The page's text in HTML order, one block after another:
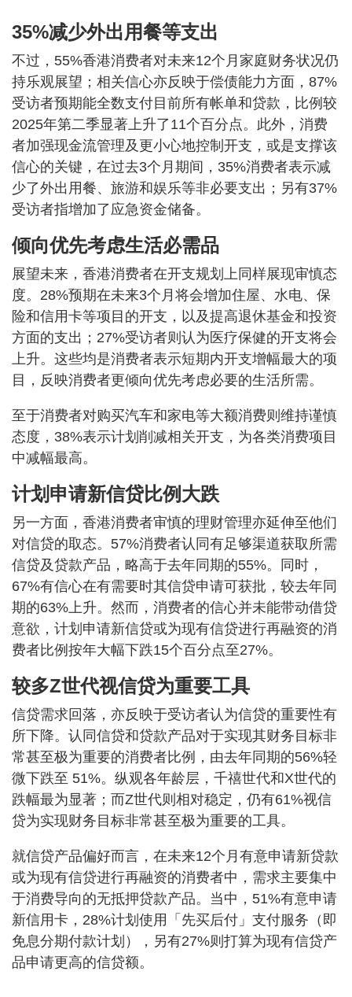
35%减少外出用餐等支出
不过，55%香港消费者对未来12个月家庭财务状况仍
持乐观展望；相关信心亦反映于偿债能力方面，87%
受访者预期能全数支付目前所有帐单和贷款，比例较
2025年第二季显著上升了11个百分点。此外，消费
者加强现金流管理及更小心地控制开支，或是支撑该
信心的关键，在过去3个月期间，35%消费者表示减
少了外出用餐、旅游和娱乐等非必要支出；另有37%
受访者指增加了应急资金储备。
倾向优先考虑生活必需品
展望未来，香港消费者在开支规划上同样展现审慎态
度。28%预期在未来3个月将会增加住屋、水电、保
险和信用卡等项目的开支，以及提高退休基金和投资
方面的支出；27%受访者则认为医疗保健的开支将会
上升。这些均是消费者表示短期内开支增幅最大的项
目，反映消费者更倾向优先考虑必要的生活所需。
至于消费者对购买汽车和家电等大额消费则维持谨慎
态度，38%表示计划削减相关开支，为各类消费项目
中减幅最高。
计划申请新信贷比例大跌
另一方面，香港消费者审慎的理财管理亦延伸至他们
对信贷的取态。57%消费者认同有足够渠道获取所需
信贷及贷款产品，略高于去年同期的55%。同时，
67%有信心在有需要时其信贷申请可获批，较去年同
期的63%上升。然而，消费者的信心并未能带动借贷
意欲，计划申请新信贷或为现有信贷进行再融资的消
费者比例按年大幅下跌15个百分点至27%。
较多Z世代视信贷为重要工具
信贷需求回落，亦反映于受访者认为信贷的重要性有
所下降。认同信贷和贷款产品对于实现其财务目标非
常甚至极为重要的消费者比例，由去年同期的56%轻
微下跌至 51%。纵观各年龄层，千禧世代和X世代的
跌幅最为显著；而Z世代则相对稳定，仍有61%视信
贷为实现财务目标非常甚至极为重要的工具。
就信贷产品偏好而言，在未来12个月有意申请新贷款
或为现有信贷进行再融资的消费者中，需求主要集中
于消费导向的无抵押贷款产品。当中，51%有意申请
新信用卡，28%计划使用「先买后付」支付服务（即
免息分期付款计划），另有27%则打算为现有信贷产
品申请更高的信贷额。